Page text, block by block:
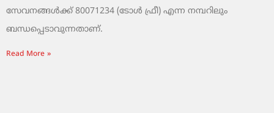
സേവനങ്ങൾക്ക് 80071234 (ടോൾ ഫ്രീ) എന്ന നമ്പറിലും
ബന്ധപ്പെടാവുന്നതാണ്.
Read More »